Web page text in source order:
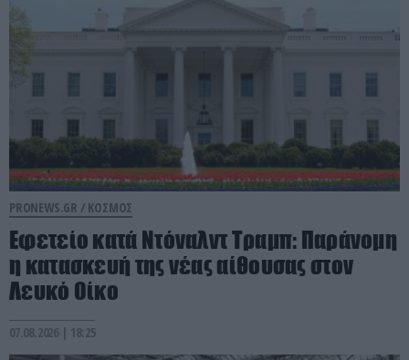
PRONEWS.GR / ΚΟΣΜΟΣ
Εφετείο κατά Ντόναλντ Τραμπ: Παράνομη
η κατασκευή της νέας αίθουσας στον
Λευκό Οίκο
07.08.2026 | 18:25